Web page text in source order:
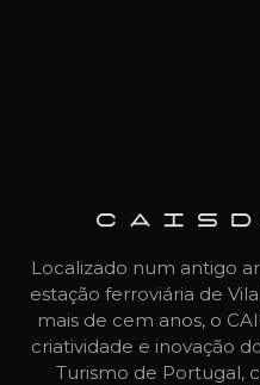
Localizado num antigo
estação ferroviária de
mais de cem anos, o
criatividade e inovação
Turismo de Portugal,